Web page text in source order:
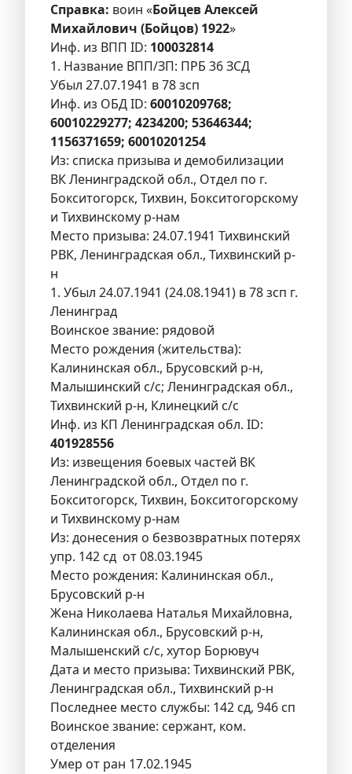
Справка: воин «Бойцев Алексей
Михайлович (Бойцов) 1922»
Инф. из ВПП ID: 100032814
1. Название ВПП/ЗП: ПРБ 36 ЗСД
Убыл 27.07.1941 в 78 зсп
Инф. из ОБД ID: 60010209768;
60010229277; 4234200; 53646344;
1156371659; 60010201254
Из: списка призыва и демобилизации
ВК Ленинградской обл., Отдел по г.
Бокситогорск, Тихвин, Бокситогорскому
и Тихвинскому р-нам
Место призыва: 24.07.1941 Тихвинский
РВК, Ленинградская обл., Тихвинский р-
н
1. Убыл 24.07.1941 (24.08.1941) в 78 зсп г.
Ленинград
Воинское звание: рядовой
Место рождения (жительства):
Калининская обл., Брусовский р-н,
Малышинский с/с; Ленинградская обл.,
Тихвинский р-н, Клинецкий с/с
Инф. из КП Ленинградская обл. ID:
401928556
Из: извещения боевых частей ВК
Ленинградской обл., Отдел по г.
Бокситогорск, Тихвин, Бокситогорскому
и Тихвинскому р-нам
Из: донесения о безвозвратных потерях
упр. 142 сд от 08.03.1945
Место рождения: Калининская обл.,
Брусовский р-н
Жена Николаева Наталья Михайловна,
Калининская обл., Брусовский р-н,
Малышенский с/с, хутор Борювуч
Дата и место призыва: Тихвинский РВК,
Ленинградская обл., Тихвинский р-н
Последнее место службы: 142 сд, 946 сп
Воинское звание: сержант, ком.
отделения
Умер от ран 17.02.1945